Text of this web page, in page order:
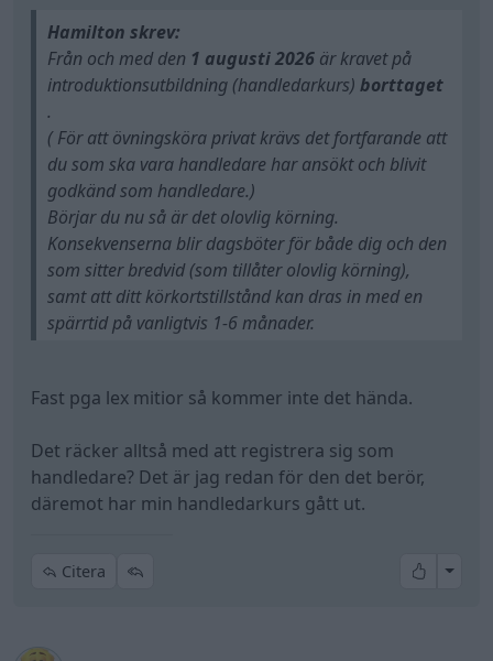
Hamilton skrev:
Från och med den 1 augusti 2026är kravet på
introduktionsutbildning (handledarkurs) borttaget
.
( För att övningsköra privat krävs det fortfarande att
du som ska vara handledare har ansökt och blivit
godkänd som handledare.)
Börjar du nu så är det olovlig körning.
Konsekvenserna blir dagsböter för både dig och den
som sitter bredvid (som tillåter olovlig körning),
samt att ditt körkortstillstånd kan dras in med en
spärrtid på vanligtvis 1-6 månader.
Fast pga lex mitior så kommer inte det hända.
Det räcker alltså med att registrera sig som
handledare? Det är jag redan för den det berör,
däremot har min handledarkurs gått ut.
Citera All